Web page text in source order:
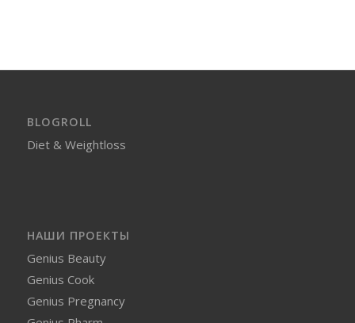
BLOGROLL
Diet & Weightloss
НАШИ ПРОЕКТЫ
Genius Beauty
Genius Cook
Genius Pregnancy